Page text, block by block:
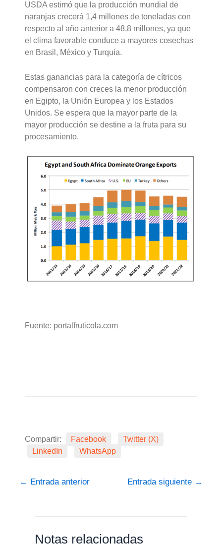
USDA estimó que la producción mundial de
naranjas crecerá 1,4 millones de toneladas con
respecto al año anterior a 48,8 millones, ya que
el clima favorable conduce a mayores cosechas
en Brasil, México y Turquía.
Estas ganancias para la categoría de cítricos
compensaron con creces la menor producción
en Egipto, la Unión Europea y los Estados
Unidos. Se espera que la mayor parte de la
mayor producción se destine a la fruta para su
procesamiento.
Fuente: portalfruticola.com
Compartir: Facebook
Twitter (X)
LinkedIn
WhatsApp
← Entrada anterior Entrada siguiente →
Notas relacionadas